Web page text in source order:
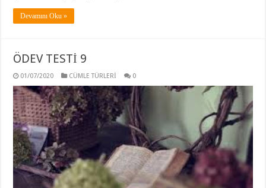
Devamını Oku »
ÖDEV TESTİ 9
01/07/2020 CÜMLE TÜRLERİ 0